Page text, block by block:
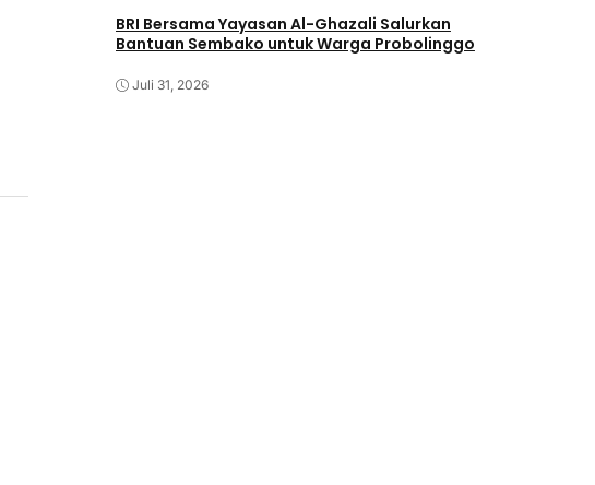
BRI Bersama Yayasan Al-Ghazali Salurkan
Bantuan Sembako untuk Warga Probolinggo
Juli 31, 2026